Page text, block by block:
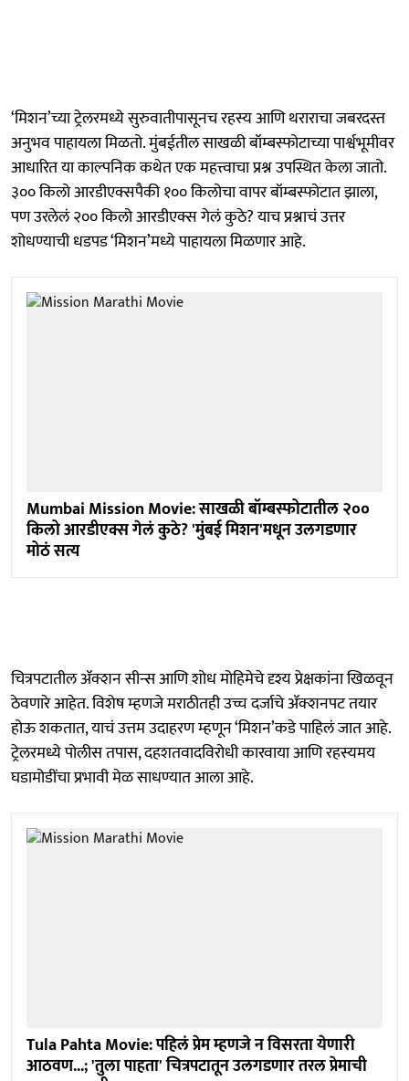
‘मिशन’च्या ट्रेलरमध्ये सुरुवातीपासूनच रहस्य आणि थराराचा जबरदस्त
अनुभव पाहायला मिळतो. मुंबईतील साखळी बॉम्बस्फोटाच्या पार्श्वभूमीवर
आधारित या काल्पनिक कथेत एक महत्त्वाचा प्रश्न उपस्थित केला जातो.
३०० किलो आरडीएक्सपैकी १०० किलोचा वापर बॉम्बस्फोटात झाला,
पण उरलेलं २०० किलो आरडीएक्स गेलं कुठे? याच प्रश्नाचं उत्तर
शोधण्याची धडपड ‘मिशन’मध्ये पाहायला मिळणार आहे.
Mumbai Mission Movie: साखळी बॉम्बस्फोटातील २००
किलो आरडीएक्स गेलं कुठे? 'मुंबई मिशन'मधून उलगडणार
मोठं सत्य
चित्रपटातील ॲक्शन सीन्स आणि शोध मोहिमेचे दृश्य प्रेक्षकांना खिळवून
ठेवणारे आहेत. विशेष म्हणजे मराठीतही उच्च दर्जाचे ॲक्शनपट तयार
होऊ शकतात, याचं उत्तम उदाहरण म्हणून ‘मिशन’कडे पाहिलं जात आहे.
ट्रेलरमध्ये पोलीस तपास, दहशतवादविरोधी कारवाया आणि रहस्यमय
घडामोडींचा प्रभावी मेळ साधण्यात आला आहे.
Tula Pahta Movie: पहिलं प्रेम म्हणजे न विसरता येणारी
आठवण...; 'तुला पाहता' चित्रपटातून उलगडणार तरल प्रेमाची